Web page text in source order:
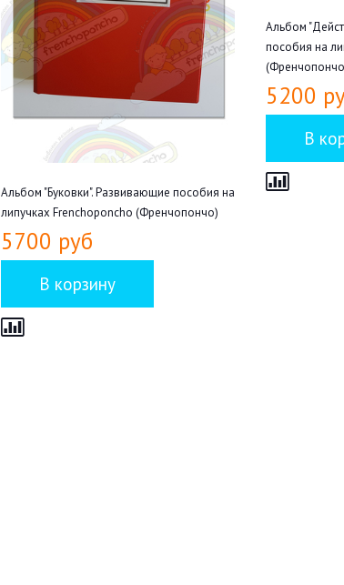
Альбом "Буковки". Развивающие пособия на
липучках Frenchoponcho (Френчопончо)
5700 руб
Альбом
пособия на
5200